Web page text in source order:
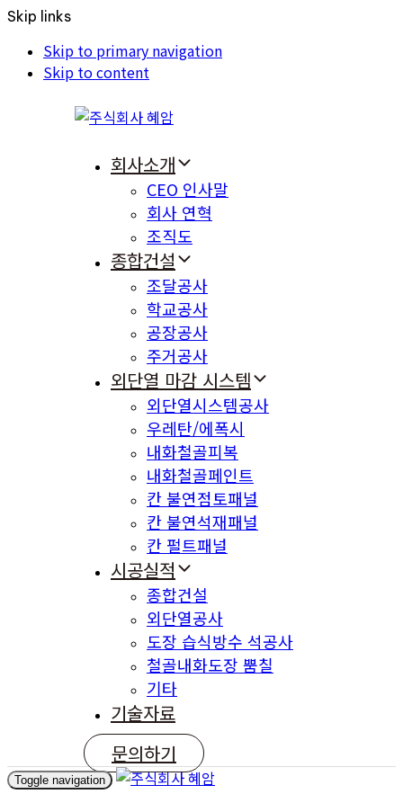
Skip links
Skip to primary navigation
Skip to content
회사소개
CEO 인사말
회사 연혁
조직도
종합건설
조달공사
학교공사
공장공사
주거공사
외단열 마감 시스템
외단열시스템공사
우레탄/에폭시
내화철골피복
내화철골페인트
칸 불연점토패널
칸 불연석재패널
칸 펄트패널
시공실적
종합건설
외단열공사
도장 습식방수 석공사
철골내화도장 뿜칠
기타
기술자료
문의하기
Toggle navigation